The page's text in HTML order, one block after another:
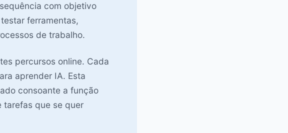
com objetivo
ferramentas,
de trabalho.
percursos online. Cada
aprender IA. Esta
consoante a função
tarefas que se quer